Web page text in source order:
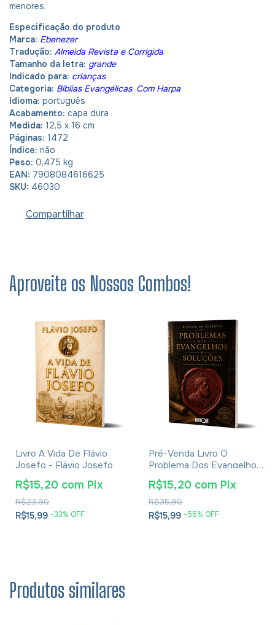
menores.
Especificação do produto
Marca: Ebenezer
Tradução: Almeida Revista e Corrigida
Tamanho da letra: grande
Indicado para: crianças
Categoria: Bíblias Evangélicas, Com Harpa
Idioma: português
Acabamento: capa dura
Medida: 12,5 x 16 cm
Páginas: 1472
Índice: não
Peso: 0,475 kg
EAN: 7908084616625
SKU: 46030
Compartilhar
Aproveite os Nossos Combos!
Livro A Vida De Flávio
Josefo - Flávio Josefo
R$15,99 -33% OFF
R$23,90
R$15,20 com Pix
Pré-Venda Livro O
Problema Dos Evangelhos
E Soluções- Eusébio De
Cesareia
R$15,99 -55% OFF
R$35,90
R$15,20 com Pix
Produtos similares